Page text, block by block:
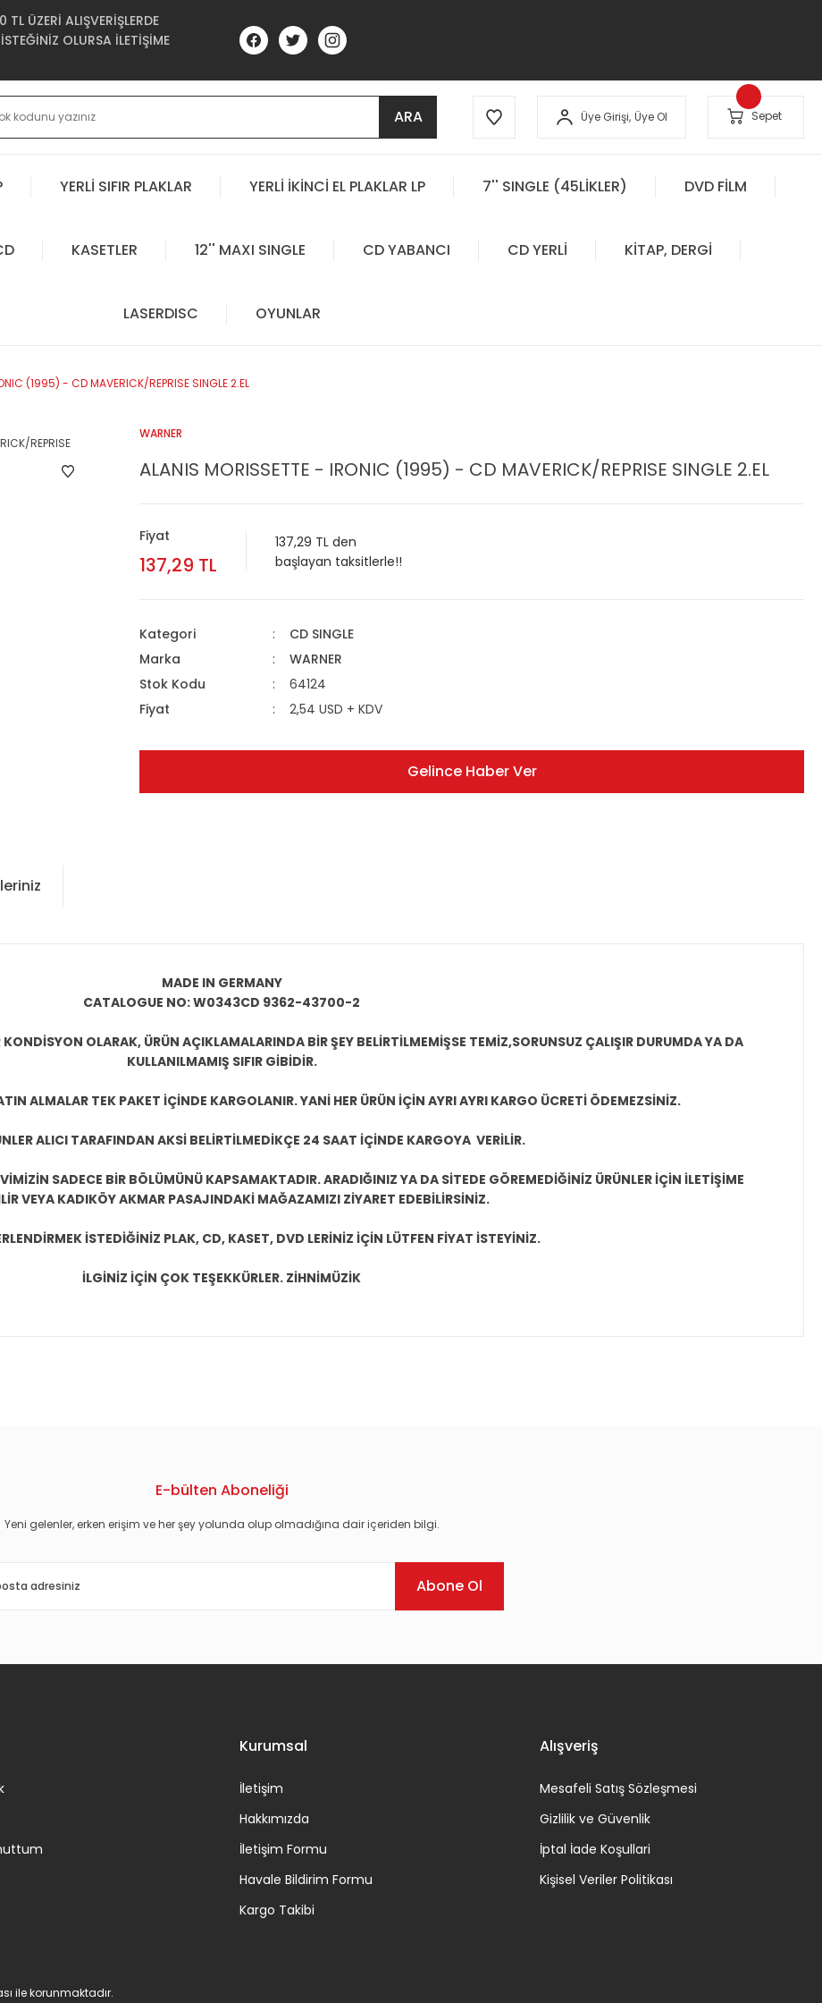
ÜZERİ ALIŞVERİŞLERDE
OLURSA İLETİŞİME
ARA Üye Girişi, Üye Ol Sepet
YERLİ SIFIR PLAKLAR YERLİ İKİNCİ EL PLAKLAR LP 7'' SINGLE (45LİKLER) DVD FİLM
KASETLER 12'' MAXI SINGLE CD YABANCI CD YERLİ KİTAP, DERGİ
LASERDISC OYUNLAR
(1995) - CD MAVERICK/REPRISE SINGLE 2.EL
WARNER
ALANIS MORISSETTE - IRONIC (1995) - CD MAVERICK/REPRISE SINGLE 2.EL
Fiyat
137,29 TL
137,29 TL den
başlayan taksitlerle!!
Kategori
CD SINGLE
Marka
WARNER
Stok Kodu
64124
Fiyat
2,54 USD + KDV
Gelince Haber Ver
MADE IN GERMANY
CATALOGUE NO: W0343CD 9362-43700-2
OLARAK, ÜRÜN AÇIKLAMALARINDA BİR ŞEY BELİRTİLMEMİŞSE TEMİZ,SORUNSUZ ÇALIŞIR DURUMDA YA DA
KULLANILMAMIŞ SIFIR GİBİDİR.
ALMALAR TEK PAKET İÇİNDE KARGOLANIR. YANİ HER ÜRÜN İÇİN AYRI AYRI KARGO ÜCRETİ ÖDEMEZSİNİZ.
ALICI TARAFINDAN AKSİ BELİRTİLMEDİKÇE 24 SAAT İÇİNDE KARGOYA VERİLİR.
SADECE BİR BÖLÜMÜNÜ KAPSAMAKTADIR. ARADIĞINIZ YA DA SİTEDE GÖREMEDİĞİNİZ ÜRÜNLER İÇİN İLETİŞİME
VEYA KADIKÖY AKMAR PASAJINDAKİ MAĞAZAMIZI ZİYARET EDEBİLİRSİNİZ.
İSTEDİĞİNİZ PLAK, CD, KASET, DVD LERİNİZ İÇİN LÜTFEN FİYAT İSTEYİNİZ.
İLGİNİZ İÇİN ÇOK TEŞEKKÜRLER. ZİHNİMÜZİK
E-bülten Aboneliği
Yeni gelenler, erken erişim ve her şey yolunda olup olmadığına dair içeriden bilgi.
Abone Ol
Kurumsal
İletişim
Hakkımızda
İletişim Formu
Havale Bildirim Formu
Kargo Takibi
Alışveriş
Mesafeli Satış Sözleşmesi
Gizlilik ve Güvenlik
İptal İade Koşullari
Kişisel Veriler Politikası
ile korunmaktadır.